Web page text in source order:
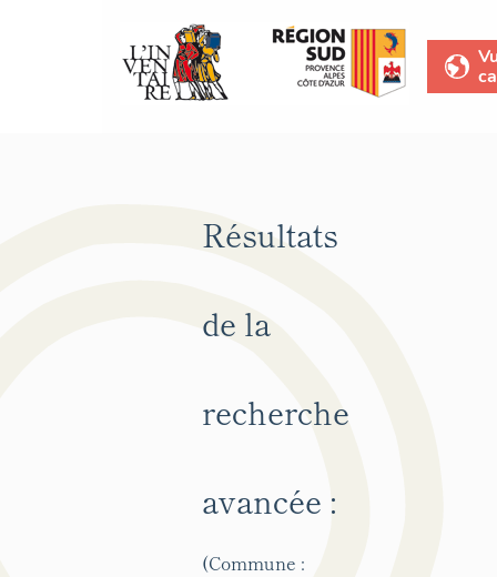
Résultats
de la
recherche
avancée :
(Commune :